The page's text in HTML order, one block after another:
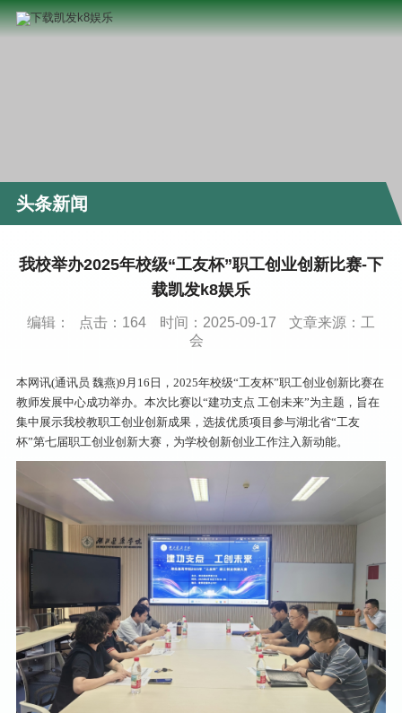
头条新闻
我校举办2025年校级“工友杯”职工创业创新比赛-下
载凯发k8娱乐
编辑： 点击： 164 时间：2025-09-17
文章来源：工
会
本网讯(通讯员 魏燕)9月16日，2025年校级“工友杯”职工创业创新比赛在
教师发展中心成功举办。本次比赛以“建功支点 工创未来”为主题，旨在
集中展示我校教职工创业创新成果，选拔优质项目参与湖北省“工友
杯”第七届职工创业创新大赛，为学校创新创业工作注入新动能。